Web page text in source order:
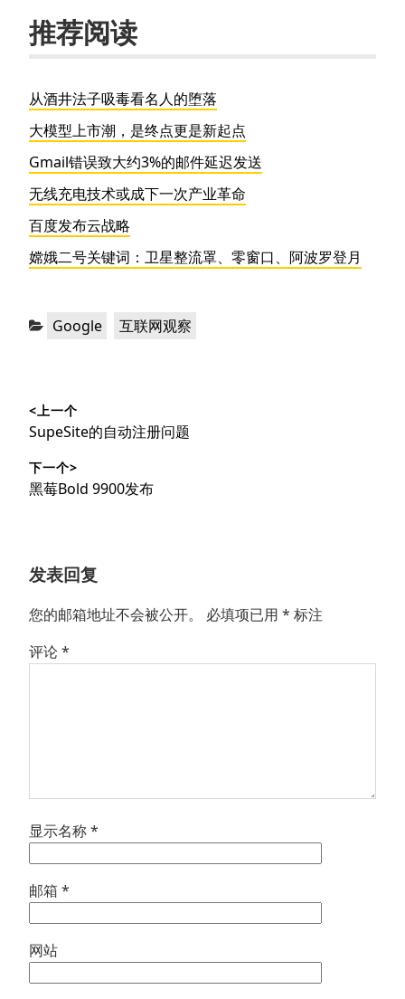
推荐阅读
从酒井法子吸毒看名人的堕落
大模型上市潮，是终点更是新起点
Gmail错误致大约3%的邮件延迟发送
无线充电技术或成下一次产业革命
百度发布云战略
嫦娥二号关键词：卫星整流罩、零窗口、阿波罗登月
分
Google ，
互联网观察
章
导
航
<上一个
上
文
章：
SupeSite的自动注册问题
下一个>
下
黑莓Bold 9900发布
发表回复
您的邮箱地址不会被公开。 必填项已用 * 标注
评论*
显示名称*
邮箱 *
网站